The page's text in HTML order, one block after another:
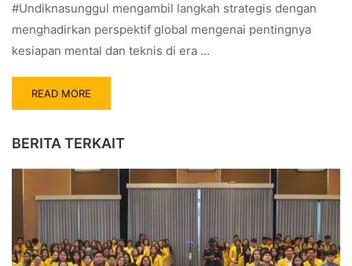
#Undiknasunggul mengambil langkah strategis dengan
menghadirkan perspektif global mengenai pentingnya
kesiapan mental dan teknis di era …
READ MORE
BERITA TERKAIT